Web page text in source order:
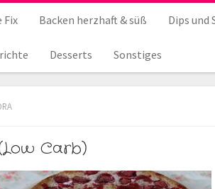
Fix Backen herzhaft & süß Dips und
Desserts Sonstiges
Carb)